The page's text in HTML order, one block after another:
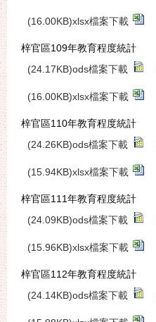
(16.00KB)xlsx檔案下載
梓官區109年教育程度統計
(24.17KB)ods檔案下載
(16.00KB)xlsx檔案下載
梓官區110年教育程度統計
(24.26KB)ods檔案下載
(15.94KB)xlsx檔案下載
梓官區111年教育程度統計
(24.09KB)ods檔案下載
(15.96KB)xlsx檔案下載
梓官區112年教育程度統計
(24.14KB)ods檔案下載